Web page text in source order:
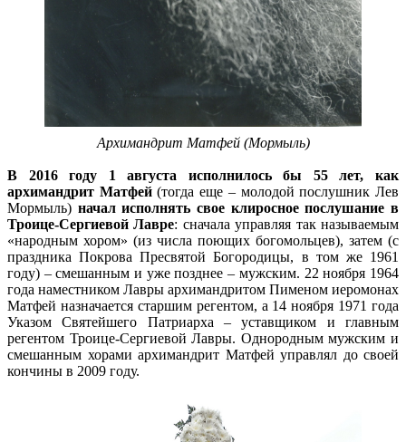
Архимандрит Матфей (Мормыль)
В 2016 году 1 августа исполнилось бы 55 лет, как
архимандрит Матфей(тогда еще – молодой послушник Лев
Мормыль) начал исполнять свое клиросное послушание в
Троице-Сергиевой Лавре: сначала управляя так называемым
«народным хором» (из числа поющих богомольцев), затем (с
праздника Покрова Пресвятой Богородицы, в том же 1961
году) – смешанным и уже позднее – мужским. 22 ноября 1964
года наместником Лавры архимандритом Пименом иеромонах
Матфей назначается старшим регентом, а 14 ноября 1971 года
Указом Святейшего Патриарха – уставщиком и главным
регентом Троице-Сергиевой Лавры. Однородным мужским и
смешанным хорами архимандрит Матфей управлял до своей
кончины в 2009 году.